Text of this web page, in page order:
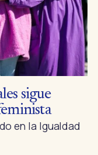
sigue
en la Igualdad